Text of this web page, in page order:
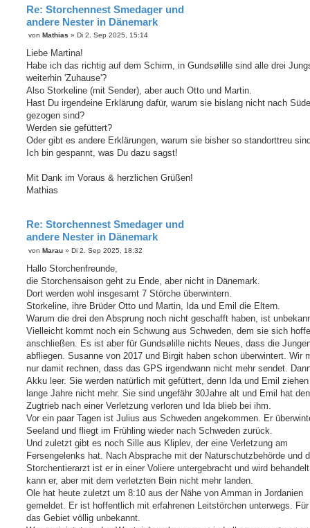
Re: Storchennest Smedager und
andere Nester in Dänemark
B
r
a
von Mathias » Di 2. Sep 2025, 15:14
Liebe Martina!
Habe ich das richtig auf dem Schirm, in Gundsølille sind alle drei
weiterhin 'Zuhause'?
Also Storkeline (mit Sender), aber auch Otto und Martin.
Hast Du irgendeine Erklärung dafür, warum sie bislang nicht nach
gezogen sind?
Werden sie gefüttert?
Oder gibt es andere Erklärungen, warum sie bisher so standorttreu
Ich bin gespannt, was Du dazu sagst!
Mit Dank im Voraus & herzlichen Grüßen!
Mathias
Re: Storchennest Smedager und
andere Nester in Dänemark
B
r
a
von Marau » Di 2. Sep 2025, 18:32
Hallo Storchenfreunde,
die Storchensaison geht zu Ende, aber nicht in Dänemark.
Dort werden wohl insgesamt 7 Störche überwintern.
Storkeline, ihre Brüder Otto und Martin, Ida und Emil die Eltern.
Warum die drei den Absprung noch nicht geschafft haben, ist
Vielleicht kommt noch ein Schwung aus Schweden, dem sie sich
anschließen. Es ist aber für Gundsølille nichts Neues, dass die
abfliegen. Susanne von 2017 und Birgit haben schon überwintert. Wir
nur damit rechnen, dass das GPS irgendwann nicht mehr sendet.
Akku leer. Sie werden natürlich mit gefüttert, denn Ida und Emil
lange Jahre nicht mehr. Sie sind ungefähr 30Jahre alt und Emil hat den
Zugtrieb nach einer Verletzung verloren und Ida blieb bei ihm.
Vor ein paar Tagen ist Julius aus Schweden angekommen. Er
Seeland und fliegt im Frühling wieder nach Schweden zurück.
Und zuletzt gibt es noch Sille aus Kliplev, der eine Verletzung am
Fersengelenks hat. Nach Absprache mit der Naturschutzbehörde und
Storchentierarzt ist er in einer Voliere untergebracht und wird
kann er, aber mit dem verletzten Bein nicht mehr landen.
Ole hat heute zuletzt um 8:10 aus der Nähe von Amman in Jordanien
gemeldet. Er ist hoffentlich mit erfahrenen Leitstörchen unterwegs.
das Gebiet völlig unbekannt.